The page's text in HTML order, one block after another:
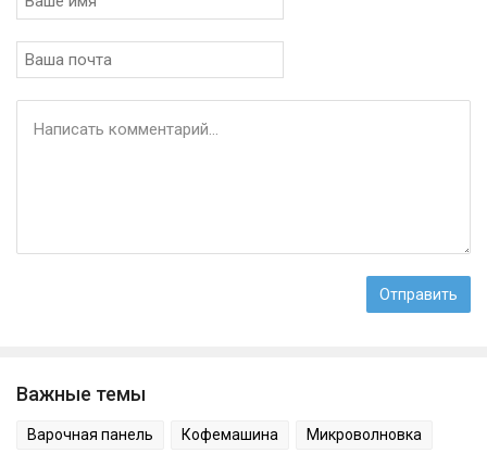
Важные темы
Варочная панель Кофемашина Микроволновка